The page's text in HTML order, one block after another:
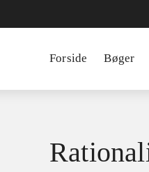
Forside Bøger